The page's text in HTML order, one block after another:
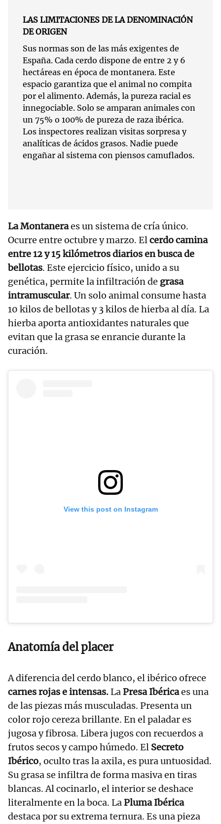
LAS LIMITACIONES DE LA DENOMINACIÓN
DE ORIGEN
Sus normas son de las más exigentes de
España. Cada cerdo dispone de entre 2 y 6
hectáreas en época de montanera. Este
espacio garantiza que el animal no compita
por el alimento. Además, la pureza racial es
innegociable. Solo se amparan animales con
un 75% o 100% de pureza de raza ibérica.
Los inspectores realizan visitas sorpresa y
analíticas de ácidos grasos. Nadie puede
engañar al sistema con piensos camuflados.
La Montaneraes un sistema de cría único.
Ocurre entre octubre y marzo. Elcerdo camina
entre 12 y 15 kilómetros diarios en busca de
bellotas. Este ejercicio físico, unido a su
genética, permite la infiltración de grasa
intramuscular. Un solo animal consume hasta
10 kilos de bellotas y 3 kilos de hierba al día. La
hierba aporta antioxidantes naturales que
evitan que la grasa se enrancie durante la
curación.
View this post on Instagram
Anatomía del placer
A diferencia del cerdo blanco, el ibérico ofrece
carnes rojas e intensas.LaPresa Ibéricaes una
de las piezas más musculadas. Presenta un
color rojo cereza brillante. En el paladar es
jugosa y fibrosa. Libera jugos con recuerdos a
frutos secos y campo húmedo. El Secreto
Ibérico, oculto tras la axila, es pura untuosidad.
Su grasa se infiltra de forma masiva en tiras
blancas. Al cocinarlo, el interior se deshace
literalmente en la boca. LaPluma Ibérica
destaca por su extrema ternura. Es una pieza